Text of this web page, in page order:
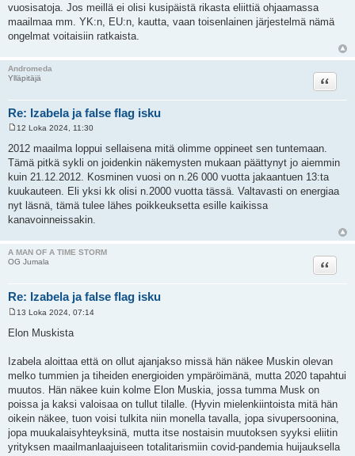
vuosisatoja. Jos meillä ei olisi kusipäistä rikasta eliittiä ohjaamassa
maailmaa mm. YK:n, EU:n, kautta, vaan toisenlainen järjestelmä nämä
ongelmat voitaisiin ratkaista.
Andromeda
Ylläpitäjä
Re: Izabela ja false flag isku
Lainaa
i
e
s
i
12 Loka 2024, 11:30
2012 maailma loppui sellaisena mitä olimme oppineet sen tuntemaan.
Tämä pitkä sykli on joidenkin näkemysten mukaan päättynyt jo aiemmin
kuin 21.12.2012. Kosminen vuosi on n.26 000 vuotta jakaantuen 13:ta
kuukauteen. Eli yksi kk olisi n.2000 vuotta tässä. Valtavasti on energiaa
nyt läsnä, tämä tulee lähes poikkeuksetta esille kaikissa
kanavoinneissakin.
A MAN OF A TIME STORM
OG Jumala
Re: Izabela ja false flag isku
Lainaa
e
i
13 Loka 2024, 07:14
Elon Muskista
Izabela aloittaa että on ollut ajanjakso missä hän näkee Muskin olevan
melko tummien ja tiheiden energioiden ympäröimänä, mutta 2020 tapahtui
muutos. Hän näkee kuin kolme Elon Muskia, jossa tumma Musk on
poissa ja kaksi valoisaa on tullut tilalle. (Hyvin mielenkiintoista mitä hän
oikein näkee, tuon voisi tulkita niin monella tavalla, jopa sivupersoonina,
jopa muukalaisyhteyksinä, mutta itse nostaisin muutoksen syyksi eliitin
yrityksen maailmanlaajuiseen totalitarismiin covid-pandemia huijauksella